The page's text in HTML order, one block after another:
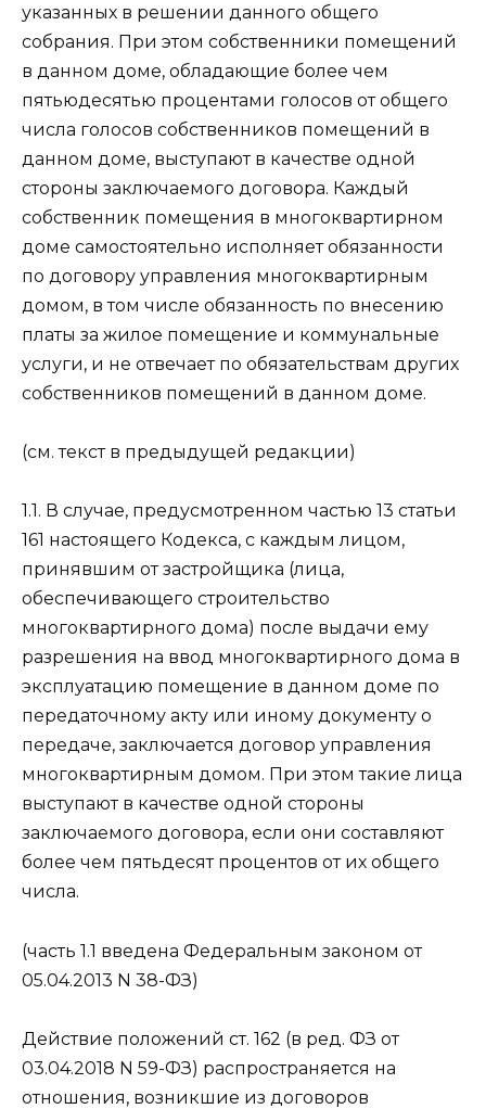
указанных в решении данного общего
собрания. При этом собственники помещений
в данном доме, обладающие более чем
пятьюдесятью процентами голосов от общего
числа голосов собственников помещений в
данном доме, выступают в качестве одной
стороны заключаемого договора. Каждый
собственник помещения в многоквартирном
доме самостоятельно исполняет обязанности
по договору управления многоквартирным
домом, в том числе обязанность по внесению
платы за жилое помещение и коммунальные
услуги, и не отвечает по обязательствам других
собственников помещений в данном доме.
(см. текст в предыдущей редакции)
1.1. В случае, предусмотренном частью 13 статьи
161 настоящего Кодекса, с каждым лицом,
принявшим от застройщика (лица,
обеспечивающего строительство
многоквартирного дома) после выдачи ему
разрешения на ввод многоквартирного дома в
эксплуатацию помещение в данном доме по
передаточному акту или иному документу о
передаче, заключается договор управления
многоквартирным домом. При этом такие лица
выступают в качестве одной стороны
заключаемого договора, если они составляют
более чем пятьдесят процентов от их общего
числа.
(часть 1.1 введена Федеральным законом от
05.04.2013 N 38-ФЗ)
Действие положений ст. 162 (в ред. ФЗ от
03.04.2018 N 59-ФЗ) распространяется на
отношения, возникшие из договоров